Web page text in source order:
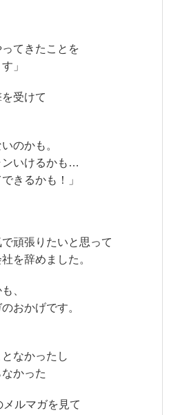
ってきたことを
」
受けて
のかも。
ンいけるかも…
きるかも！」
頑張りたいと思って
を辞めました。
、
おかげです。
なかったし
かった
ルマガを見て